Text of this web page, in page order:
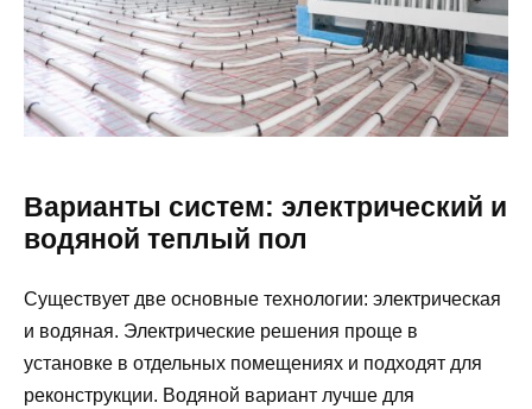
Варианты систем: электрический и
водяной теплый пол
Существует две основные технологии: электрическая
и водяная. Электрические решения проще в
установке в отдельных помещениях и подходят для
реконструкции. Водяной вариант лучше для